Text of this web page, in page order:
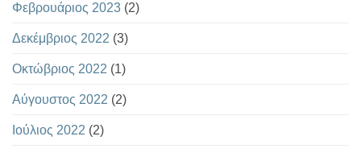
Φεβρουάριος 2023 (2)
Δεκέμβριος 2022 (3)
Οκτώβριος 2022 (1)
Αύγουστος 2022 (2)
Ιούλιος 2022 (2)